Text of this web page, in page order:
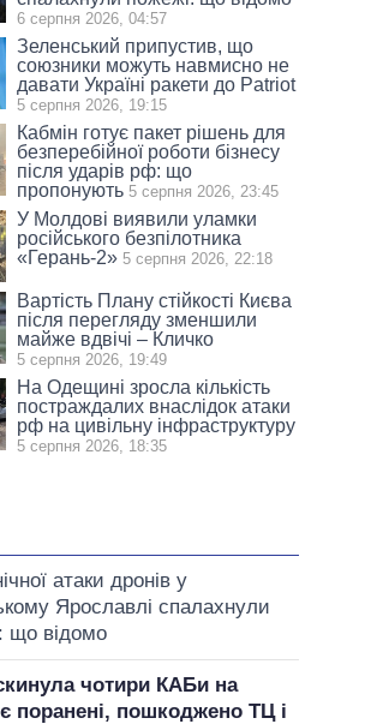
6 серпня 2026, 04:57
Зеленський припустив, що
союзники можуть навмисно не
давати Україні ракети до Patriot
5 серпня 2026, 19:15
Кабмін готує пакет рішень для
безперебійної роботи бізнесу
після ударів рф: що
пропонують 5 серпня 2026, 23:45
У Молдові виявили уламки
російського безпілотника
«Герань-2» 5 серпня 2026, 22:18
Вартість Плану стійкості Києва
після перегляду зменшили
майже вдвічі – Кличко
5 серпня 2026, 19:49
На Одещині зросла кількість
постраждалих внаслідок атаки
рф на цивільну інфраструктуру
5 серпня 2026, 18:35
атаки дронів у
Ярославлі спалахнули
що відомо
чотири КАБи на
поранені, пошкоджено ТЦ і